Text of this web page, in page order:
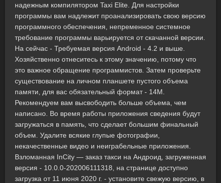
надежным компилятором Taxi Elite. Для настройки
программы вам надлежит проанализировать свою версию
программного обеспечения, непременное системное
требование программы варьируется от скачанной версии.
На сейчас - Требуемая версия Android - 4.2 и выше.
Хозяйственно отнеситесь к этому значению, потому что
это важное обращение программистов. Затем проверьте
существование на личном планшете пустого объема
памяти, для вас обязательный формат - 14M.
Рекомендуем вам высвободить больше объема, чем
написано. Во время работы приложения сведения будут
загружаться в память, что сделает большим финальный
объем. Удалите всякие глупые фотографии,
некачественные видео и неиграбельные приложения.
Взломанная InCity — заказ такси на Андроид, загруженная
версия - 10.0.0-202006111318, на странице доступно
загрузка от 11 июня 2020 г. - установите свежую версию, в